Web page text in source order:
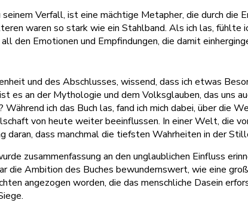
Verfall, ist eine mächtige Metapher, die durch die
waren so stark wie ein Stahlband. Als ich las, fühlte
den Emotionen und Empfindungen, die damit
und des Abschlusses, wissend, dass ich etwas
es an der Mythologie und dem Volksglauben, das uns
ich das Buch las, fand ich mich dabei, über die
von heute weiter beeinflussen. In einer Welt, die
dass manchmal die tiefsten Wahrheiten in der
zusammenfassung an den unglaublichen Einfluss
die Ambition des Buches bewundernswert, wie eine
angezogen worden, die das menschliche Dasein